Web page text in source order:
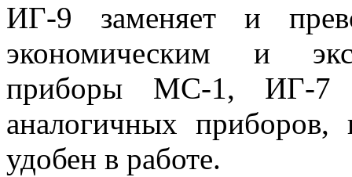
ИГ-9 заменяет и
экономическим и
приборы МС-1, ИГ-7
аналогичных
удобен в работе.